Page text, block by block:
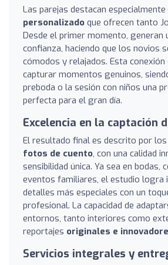
Las parejas destacan especialmente
personalizado que ofrecen tanto
Desde el primer momento, generan
confianza, haciendo que los novios
cómodos y relajados. Esta conexión
capturar momentos genuinos,
preboda o la sesión con niños una
perfecta para el gran día.
Excelencia en la captación
El resultado final es descrito por
fotos de cuento, con una calidad
sensibilidad única. Ya sea en bodas,
eventos familiares, el estudio logra
detalles más especiales con un
profesional. La capacidad de
entornos, tanto interiores como
reportajes originales e
Servicios integrales y